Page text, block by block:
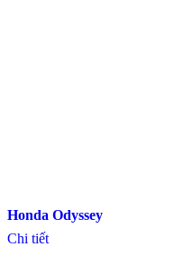
Honda Odyssey
Chi tiết